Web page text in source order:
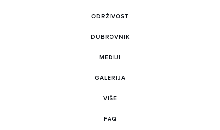
ODRŽIVOST
DUBROVNIK
MEDIJI
GALERIJA
VIŠE
FAQ